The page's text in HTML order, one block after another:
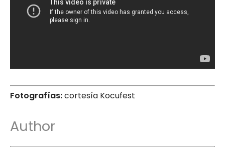
Fotografías:cortesía Kocufest
Author